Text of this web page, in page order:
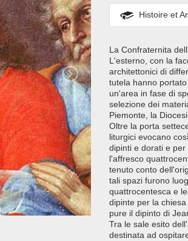
Histoire et
La Confraternita
L'esterno, con la
architettonici di
tutela hanno
un'area in fase di
selezione dei
Piemonte, la
Oltre la porta
liturgici evocano
dipinti e dorati e
l'affresco
tenuto conto
tali spazi furono
quattrocentesca e
dipinte per la
pure il dipinto di
Tra le sale esito
destinata ad